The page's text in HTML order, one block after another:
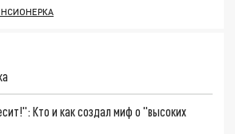
Кто и как создал миф о "высоких